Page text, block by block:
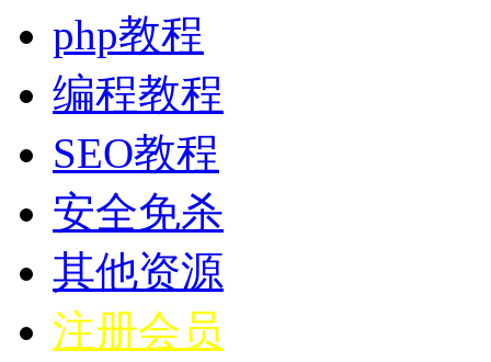
php教程
编程教程
SEO教程
安全免杀
其他资源
注册会员